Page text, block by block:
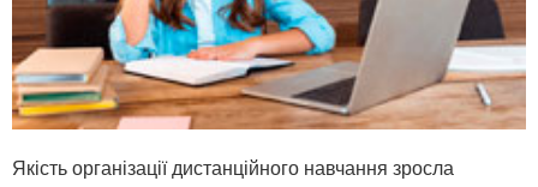
Якість організації дистанційного навчання зросла